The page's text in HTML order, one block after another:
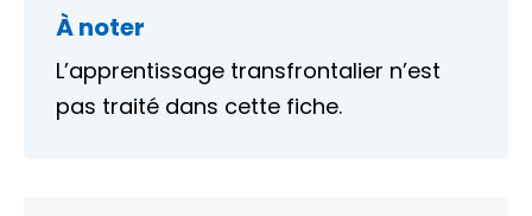
À noter
L’apprentissage transfrontalier n’est
pas traité dans cette fiche.